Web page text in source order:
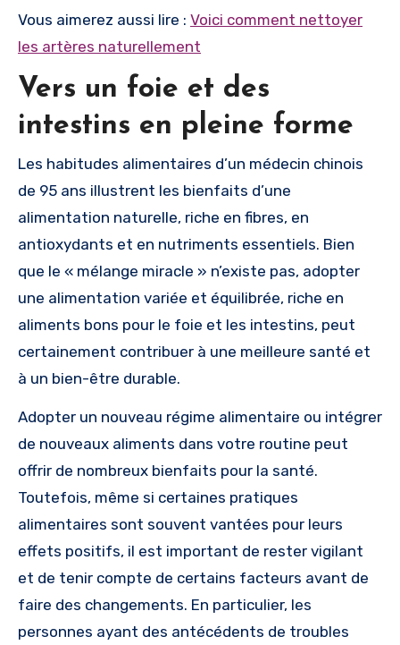
Vous aimerez aussi lire : Voici comment nettoyer
les artères naturellement
Vers un foie et des
intestins en pleine forme
Les habitudes alimentaires d’un médecin chinois
de 95 ans illustrent les bienfaits d’une
alimentation naturelle, riche en fibres, en
antioxydants et en nutriments essentiels. Bien
que le « mélange miracle » n’existe pas, adopter
une alimentation variée et équilibrée, riche en
aliments bons pour le foie et les intestins, peut
certainement contribuer à une meilleure santé et
à un bien-être durable.
Adopter un nouveau régime alimentaire ou intégrer
de nouveaux aliments dans votre routine peut
offrir de nombreux bienfaits pour la santé.
Toutefois, même si certaines pratiques
alimentaires sont souvent vantées pour leurs
effets positifs, il est important de rester vigilant
et de tenir compte de certains facteurs avant de
faire des changements. En particulier, les
personnes ayant des antécédents de troubles